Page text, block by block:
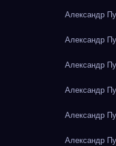
Александр
Александр
Александр
Александр
Александр
Александр